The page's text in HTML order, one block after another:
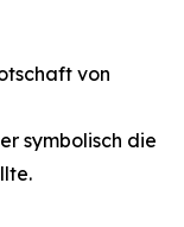
von
symbolisch die